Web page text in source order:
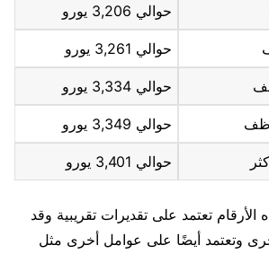
حوالي 3,206 يورو
حوالي 3,261 يورو
حوالي 3,334 يورو
حوالي 3,349 يورو
حوالي 3,401 يورو
تعتمد على تقديرات تقريبية وقد
وتعتمد أيضًا على عوامل أخرى مثل